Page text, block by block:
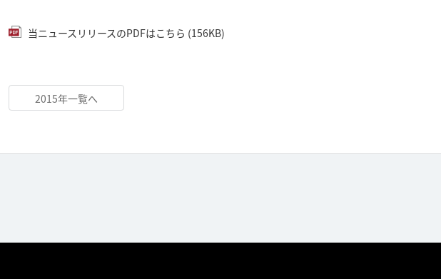
当ニュースリリースのPDFはこちら (156KB)
2015年一覧へ